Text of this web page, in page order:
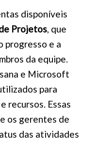
disponíveis
Projetos, que
progresso e a
da equipe.
e Microsoft
para
recursos. Essas
os gerentes de
das atividades